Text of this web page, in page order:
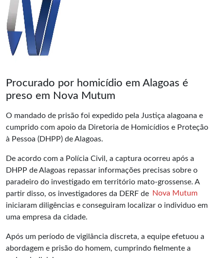
Procurado por homicídio em Alagoas é
preso em Nova Mutum
O mandado de prisão foi expedido pela Justiça alagoana e
cumprido com apoio da Diretoria de Homicídios e Proteção
à Pessoa (DHPP) de Alagoas.
De acordo com a Polícia Civil, a captura ocorreu após a
DHPP de Alagoas repassar informações precisas sobre o
paradeiro do investigado em território mato-grossense. A
partir disso, os investigadores da DERF de Nova Mutum
iniciaram diligências e conseguiram localizar o individuo em
uma empresa da cidade.
Após um período de vigilância discreta, a equipe efetuou a
abordagem e prisão do homem, cumprindo fielmente a